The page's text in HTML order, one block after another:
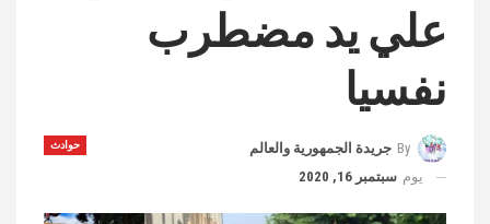
علي يد مضطرب
نفسيا
حوادث By جريدة الجمهورية والعالم
يوم سبتمبر 16, 2020